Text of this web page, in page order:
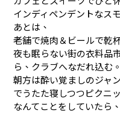
インディペンデントなス
あとは、
老舗で焼肉＆ビールで乾
夜も眠らない街の衣料品
ら、クラブへなだれ込む。
朝方は酔い覚ましのジャ
でうたた寝しつつピクニ
なんてことをしていたら